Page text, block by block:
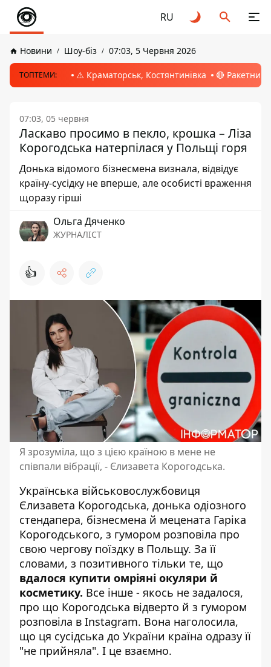
RU
Новини Шоу-біз 07:03, 5 Червня 2026
ТОПТЕМИ: ⚠️ Краматорськ, Костянтинівка 🔴 Ракетний
07:03, 05 червня
Ласкаво просимо в пекло, крошка – Ліза
Корогодська натерпілася у Польщі горя
Донька відомого бізнесмена визнала, відвідує
країну-сусідку не вперше, але особисті враження
щоразу гірші
Ольга Дяченко
ЖУРНАЛІСТ
👍
Я зрозуміла, що з цією країною в мене не
співпали вібрації, - Єлизавета Корогодська.
Українська військовослужбовиця
Єлизавета Корогодська, донька одіозного
стендапера, бізнесмена й мецената Гаріка
Корогодського, з гумором розповіла про
свою чергову поїздку в Польщу. За її
словами, з позитивного тільки те, що
вдалося купити омріяні окуляри й
косметику. Все інше - якось не задалося,
про що Корогодська відверто й з гумором
розповіла в Instagram. Вона наголосила,
що ця сусідська до України країна одразу її
"не прийняла". І це взаємно.